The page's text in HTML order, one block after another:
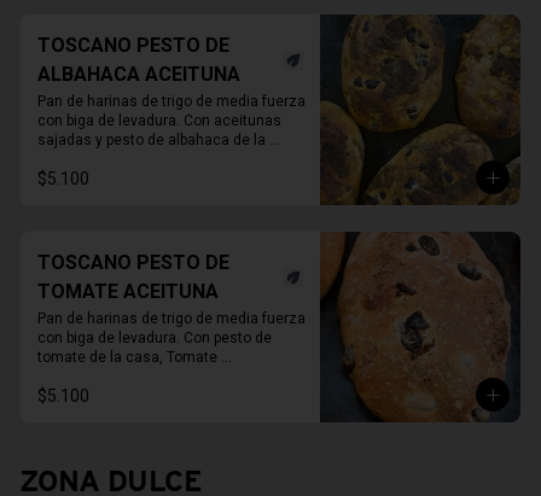
TOSCANO PESTO DE
ALBAHACA ACEITUNA
Pan de harinas de trigo de media fuerza
con biga de levadura. Con aceitunas
sajadas y pesto de albahaca de la
almendras, ajo y aceite de oliva.
$5.100
TOSCANO PESTO DE
TOMATE ACEITUNA
Pan de harinas de trigo de media fuerza
con biga de levadura. Con pesto de
tomate de la casa, Tomate
de oliva, y aceitunas verdes.
$5.100
ZONA DULCE